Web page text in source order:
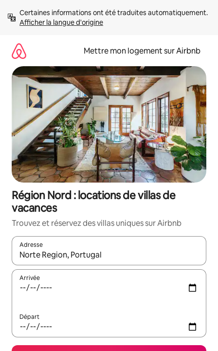
directement
Afficher la langue d'origine
Mettre mon logement sur Airbnb
Région Nord : locations de villas de
vacances
Trouvez et réservez des villas uniques sur Airbnb
Adresse
Lorsque les résultats s'affichent, utilisez les flèches vers le
Arrivée
Départ